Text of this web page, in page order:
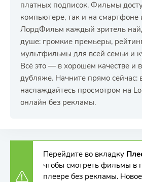
платных подписок. Фильмы
компьютере, так и на
ЛордФильм каждый зритель
душе: громкие премьеры,
мультфильмы для всей семьи и
Всё это — в хорошем качестве и
дубляже. Начните прямо
наслаждайтесь просмотром на
онлайн без рекламы.
Перейдите во вкладку
чтобы смотреть фильмы в
плеере без рекламы.